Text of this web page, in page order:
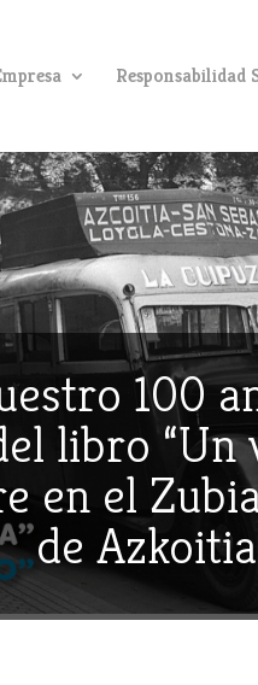
100
libro “Un
en el
de Azkoitia